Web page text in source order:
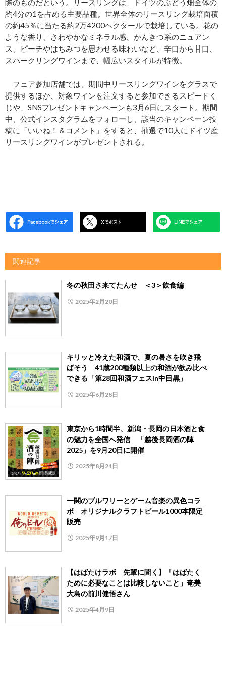
際のものだという。リースリングは、ドイツのぶどう畑全体の
約4分の1を占める主要品種。世界全体のリースリング栽培面積
の約45％に当たる約2万4200ヘクタールで栽培している。花の
ような香り、さわやかなミネラル感、かんきつ系のニュアン
ス、ピーチやはちみつを思わせる味わいなど、辛口から甘口、
スパークリングワインまで、幅広いスタイルが特徴。
フェア参加店舗では、期間中リースリングワインをグラスで
提供するほか、対象ワインを注文すると参加できるスピードく
じや、SNSプレゼントキャンペーンも3月6日にスタート。期間
中、公式インスタグラムをフォローし、該当のキャンペーン投
稿に「いいね！＆コメント」をすると、抽選で10人にドイツ産
リースリングワインがプレゼントされる。
関連記事
冬の秋田さ来てたんせ ＜3＞飲食編
2025年2月20日
キリッと冷えた和酒で、夏の暑さを吹き飛
ばそう 41蔵200種類以上の和酒が飲み比べ
できる「第28回和酒フェスin中目黒」
2025年6月28日
東京から1時間半、新潟・長岡の日本酒と食
の魅力を全国へ発信 「越後長岡酒の陣
2025」を9月20日に開催
2025年8月21日
一関のブルワリーとゲーム音楽の異色コラ
ボ オリジナルクラフトビール1000本限定
販売
2025年9月17日
【はばたけラボ 先輩に聞く】「はばたく
ために必要なことは比較しないこと」奄美
大島の前川健悟さん
2025年4月9日